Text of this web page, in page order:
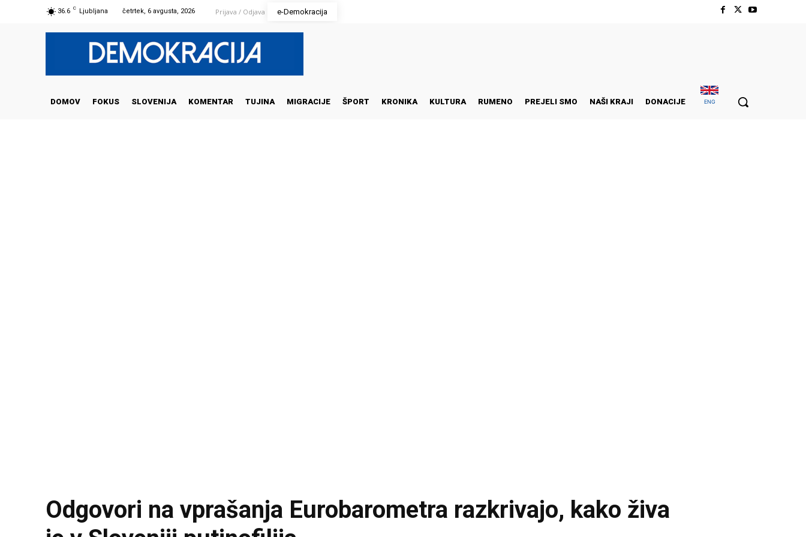
36.6 C Ljubljana četrtek, 6 avgusta, 2026 Prijava / Odjava e-Demokracija
DOMOV FOKUS SLOVENIJA KOMENTAR TUJINA MIGRACIJE ŠPORT KRONIKA KULTURA RUMENO PREJELI SMO NAŠI KRAJI DONACIJE ENG
Odgovori na vprašanja Eurobarometra razkrivajo, kako živa